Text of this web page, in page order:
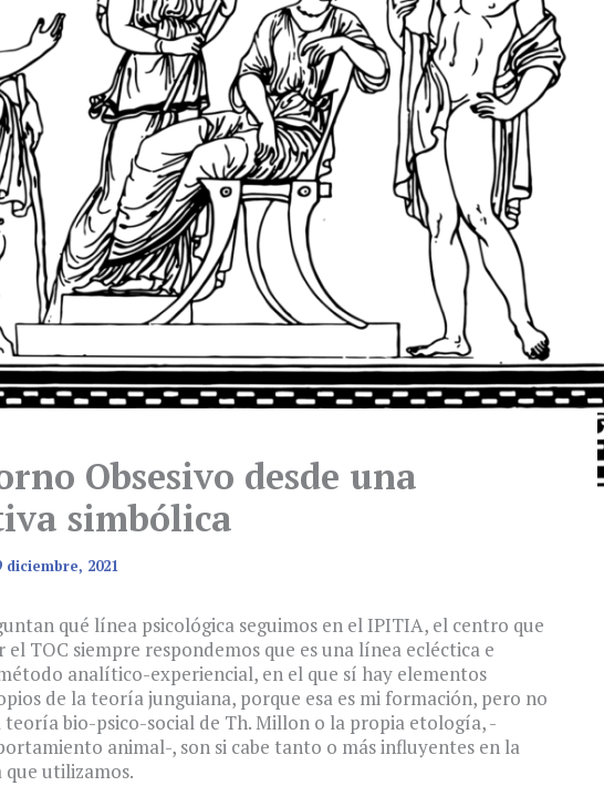
Obsesivo desde una
simbólica
diciembre, 2021
qué línea psicológica seguimos en el IPITIA, el centro que
TOC siempre respondemos que es una línea ecléctica e
analítico-experiencial, en el que sí hay elementos
de la teoría junguiana, porque esa es mi formación, pero no
teoría bio-psico-social de Th. Millon o la propia etología, -
animal-, son si cabe tanto o más influyentes en la
utilizamos.